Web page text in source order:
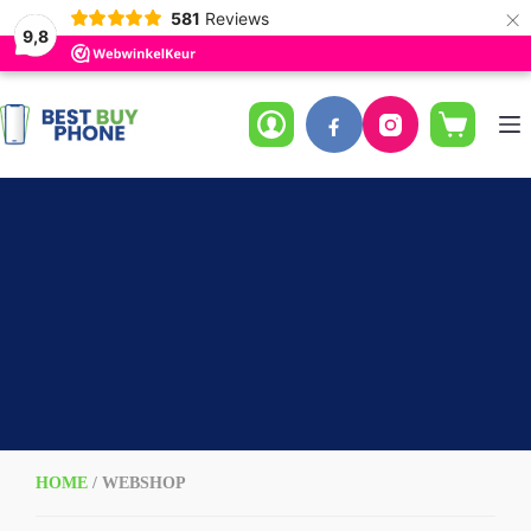
9,8
581 Reviews ×
Ga
naar
de
inhoud
HOME / WEBSHOP